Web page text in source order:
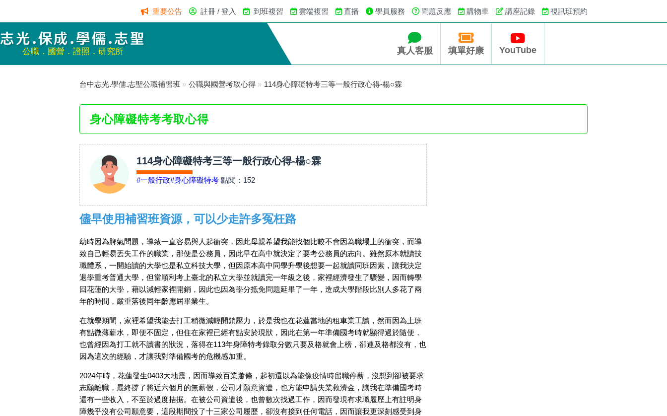
重要公告 註冊 / 登入 到班複習 雲端複習 直播 學員服務 問題反應 購物車 講座記錄 視訊班預約
志光.保成.學儒.志聖
公職．國營．證照．研究所 真人客服 填單好康 YouTube
台中志光.學儒.志聖公職補習班 » 公職與國營考取心得 » 114身心障礙特考三等一般行政心得-楊○霖
身心障礙特考考取心得
114身心障礙特考三等一般行政心得-楊○霖
#一般行政#身心障礙特考 點閱： 152
儘早使用補習班資源，可以少走許多冤枉路
幼時因為脾氣問題，導致一直容易與人起衝突，因此母親希望我能找個比較不會因為職場上的衝突，而導
致自己輕易丟失工作的職業，那便是公務員，因此早在高中就決定了要考公務員的志向。雖然原本就讀技
職體系，一開始讀的大學也是私立科技大學，但因原本高中同學升學後想要一起就讀同班因素，讓我決定
退學重考普通大學，但當順利考上臺北的私立大學並就讀完一年級之後，家裡經濟發生了驟變，因而轉學
回花蓮的大學，藉以減輕家裡開銷，因此也因為學分抵免問題延畢了一年，造成大學階段比別人多花了兩
年的時間，嚴重落後同年齡應屆畢業生。
在就學期間，家裡希望我能去打工稍微減輕開銷壓力，於是我也在花蓮當地的租車業工讀，然而因為上班
有點微薄薪水，即便不固定，但住在家裡已經有點安於現狀，因此在第一年準備國考時就顯得過於隨便，
也曾經因為打工就不讀書的狀況，落得在113年身障特考錄取分數只要及格就會上榜，卻連及格都沒有，也
因為這次的經驗，才讓我對準備國考的危機感加重。
2024年時，花蓮發生0403大地震，因而導致百業蕭條，起初還以為能像疫情時留職停薪，沒想到卻被要求
志願離職，最終撐了將近六個月的無薪假，公司才願意資遣，也方能申請失業救濟金，讓我在準備國考時
還有一些收入，不至於過度拮据。在被公司資遣後，也曾數次找過工作，因而發現有求職履歷上有註明身
障幾乎沒有公司願意要，這段期間投了十三家公司履歷，卻沒有接到任何電話，因而讓我更深刻感受到身